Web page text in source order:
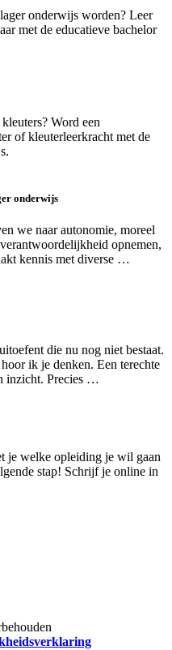
onderwijs worden? Leer
met de educatieve bachelor
Word een
of kleuterleerkracht met de
onderwijs
we naar autonomie, moreel
opnemen,
kennis met diverse …
die nu nog niet bestaat.
ik je denken. Een terechte
inzicht. Precies …
je welke opleiding je wil gaan
stap! Schrijf je online in